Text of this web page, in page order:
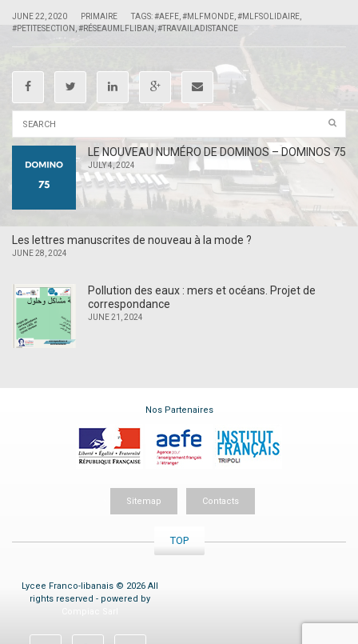
JUNE 22, 2020 PRIMAIRE TAGS:#AEFE #MLFMONDE #MLFSOLIDAIRE
#PETITESECTION #RÉSEAUMLFLIBAN #TRAVAILADISTANCE
LE NOUVEAU NUMÉRO DE DOMINOS – DOMINOS 75
JULY 4, 2024
Les lettres manuscrites de nouveau à la mode ?
JUNE 28, 2024
Pollution des eaux : mers et océans. Projet de
correspondance
JUNE 21, 2024
Nos Partenaires
Sitemap Contacts
TOP
Lycee Franco-libanais © 2026 All
rights reserved - powered by